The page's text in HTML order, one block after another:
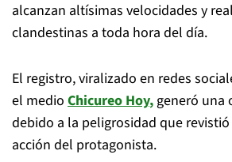
alcanzan altísimas velocidades y
clandestinas a toda hora del día.
El registro, viralizado en redes
el medio Chicureo Hoy,generó una
debido a la peligrosidad que
acción del protagonista.